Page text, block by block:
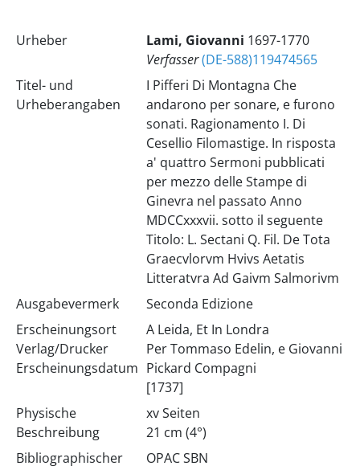
Urheber Lami, Giovanni 1697-1770
Verfasser(DE-588)119474565
Titel- und
Urheberangaben
I Pifferi Di Montagna Che
andarono per sonare, e furono
sonati. Ragionamento I. Di
Cesellio Filomastige. In risposta
a' quattro Sermoni pubblicati
per mezzo delle Stampe di
Ginevra nel passato Anno
MDCCxxxvii. sotto il seguente
Titolo: L. Sectani Q. Fil. De Tota
Graecvlorvm Hvivs Aetatis
Litteratvra Ad Gaivm Salmorivm
Ausgabevermerk
Seconda Edizione
Erscheinungsort
Verlag/Drucker
Erscheinungsdatum
A Leida, Et In Londra
Per Tommaso Edelin, e Giovanni
Pickard Compagni
[1737]
Physische
Beschreibung
xv Seiten
21 cm (4°)
Bibliographischer
OPAC SBN